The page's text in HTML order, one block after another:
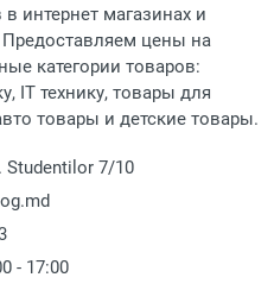
интернет магазинах и
цены на
категории товаров:
IT технику, товары для
товары и детские товары.
Studentilor 7/10
- 17:00